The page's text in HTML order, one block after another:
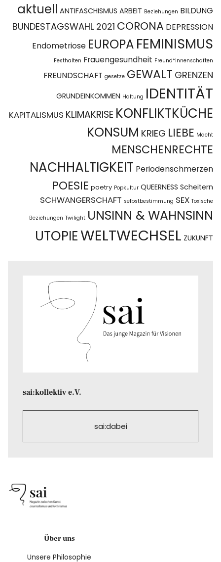
aktuell ANTIFASCHISMUS ARBEIT Beziehungen BILDUNG
BUNDESTAGSWAHL 2021 CORONA DEPRESSION
Endometriose EUROPA FEMINISMUS
Festhalten Frauengesundheit Freund*innenschaften
FREUNDSCHAFT gesetze GEWALT GRENZEN
GRUNDEINKOMMEN Haltung IDENTITÄT
KAPITALISMUS KLIMAKRISE KONFLIKTKÜCHE
KONSUM KRIEG LIEBE Macht
MENSCHENRECHTE
NACHHALTIGKEIT Periodenschmerzen
POESIE poetry Popkultur QUEERNESS Scheitern
SCHWANGERSCHAFT selbstbestimmung SEX Toxische
Beziehungen Twilight UNSINN & WAHNSINN
UTOPIEWELTWECHSEL ZUKUNFT
sai:kollektiv e.V.
sai:dabei
Über uns
Unsere Philosophie